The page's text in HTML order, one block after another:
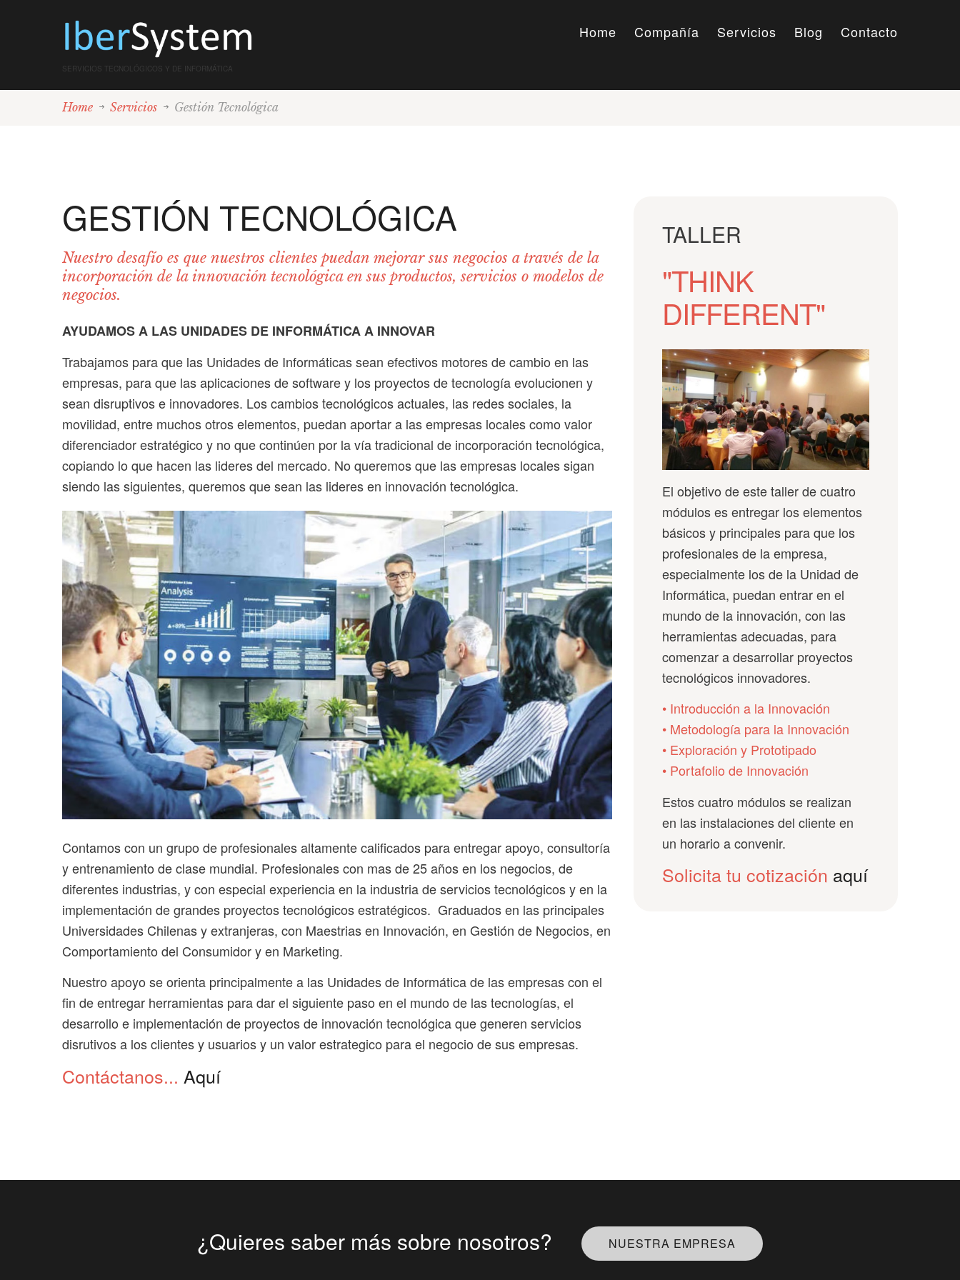
SERVICIOS TECNOLÓGICOS Y DE INFORMÁTICA
Home Compañía Servicios Blog Contacto
Home Servicios Gestión Tecnológica
GESTIÓN TECNOLÓGICA
Nuestro desafío es que nuestros clientes puedan mejorar sus negocios a través de la
incorporación de la innovación tecnológica en sus productos, servicios o modelos de
negocios.
AYUDAMOS A LAS UNIDADES DE INFORMÁTICA A INNOVAR
Trabajamos para que las Unidades de Informáticas sean efectivos motores de cambio en las
empresas, para que las aplicaciones de software y los proyectos de tecnología evolucionen y
sean disruptivos e innovadores. Los cambios tecnológicos actuales, las redes sociales, la
movilidad, entre muchos otros elementos, puedan aportar a las empresas locales como valor
diferenciador estratégico y no que continúen por la vía tradicional de incorporación tecnológica,
copiando lo que hacen las lideres del mercado. No queremos que las empresas locales sigan
siendo las siguientes, queremos que sean las lideres en innovación tecnológica.
Contamos con un grupo de profesionales altamente calificados para entregar apoyo, consultoría
y entrenamiento de clase mundial. Profesionales con mas de 25 años en los negocios, de
diferentes industrias, y con especial experiencia en la industria de servicios tecnológicos y en la
implementación de grandes proyectos tecnológicos estratégicos. Graduados en las principales
Universidades Chilenas y extranjeras, con Maestrias en Innovación, en Gestión de Negocios, en
Comportamiento del Consumidor y en Marketing.
Nuestro apoyo se orienta principalmente a las Unidades de Informática de las empresas con el
fin de entregar herramientas para dar el siguiente paso en el mundo de las tecnologías, el
desarrollo e implementación de proyectos de innovación tecnológica que generen servicios
disrutivos a los clientes y usuarios y un valor estrategico para el negocio de sus empresas.
Contáctanos... Aquí
TALLER
"THINK
DIFFERENT"
El objetivo de este taller de cuatro
módulos es entregar los elementos
básicos y principales para que los
profesionales de la empresa,
especialmente los de la Unidad de
Informática, puedan entrar en el
mundo de la innovación, con las
herramientas adecuadas, para
comenzar a desarrollar proyectos
tecnológicos innovadores.
• Introducción a la Innovación
• Metodología para la Innovación
• Exploración y Prototipado
• Portafolio de Innovación
Estos cuatro módulos se realizan
en las instalaciones del cliente en
un horario a convenir.
Solicita tu cotización aquí
¿Quieres saber más sobre nosotros? NUESTRA EMPRESA